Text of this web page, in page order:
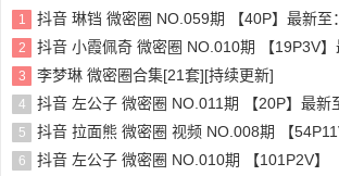
1 抖音 琳铛 微密圈 NO.059期 【40P】最新至：
2 抖音 小霞佩奇 微密圈 NO.010期 【19P3V】最新至：
3 李梦琳 微密圈合集[21套][持续更新]
4 抖音 左公子 微密圈 NO.011期 【20P】最新至：
5 抖音 拉面熊 微密圈 视频 NO.008期 【
6 抖音 左公子 微密圈 NO.010期 【101P2V】